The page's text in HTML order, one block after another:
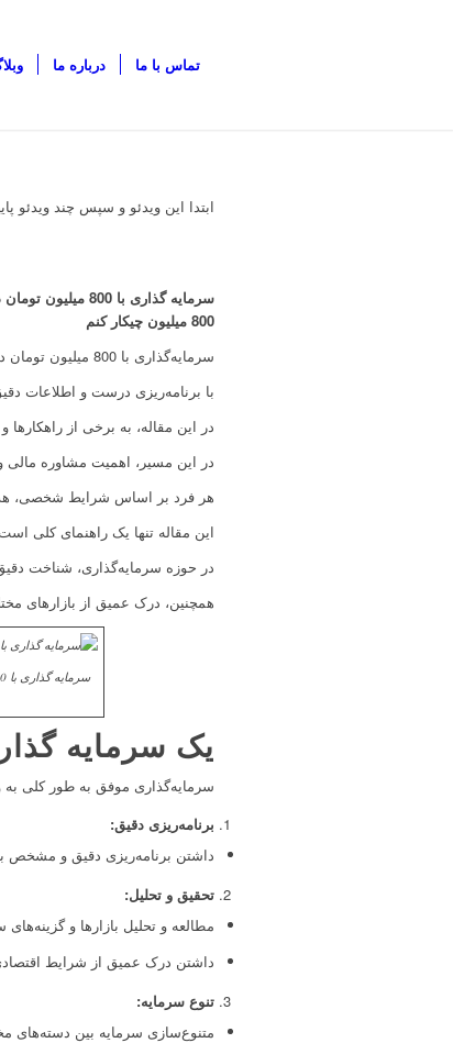
درباره ما تماس با ما
ابتدا این ویدئو و سپس چند ویدئو
800 میلیون چیکار کنم
سرمایه‌گذاری با 800 میلیون تومان در سال 1403، یک فرصت چالش‌برانگیز و همزمان جذاب برای ایجاد دارایی و بهبود وضعیت مالی است.
با برنامه‌ریزی درست و اطلاعات
در این مقاله، به برخی از
در این مسیر، اهمیت مشاوره مالی
هر فرد بر اساس شرایط شخصی،
این مقاله تنها یک راهنمای کلی
در حوزه سرمایه‌گذاری، شناخت
همچنین، درک عمیق از بازارهای
یک سرمایه
سرمایه‌گذاری موفق به طور کلی به
برنامه‌ریزی دقیق:
داشتن برنامه‌ریزی دقیق و مشخص
تحقیق و تحلیل:
مطالعه و تحلیل بازارها و گزینه‌های
داشتن درک عمیق از شرایط
تنوع سرمایه:
متنوع‌سازی سرمایه بین دسته‌های